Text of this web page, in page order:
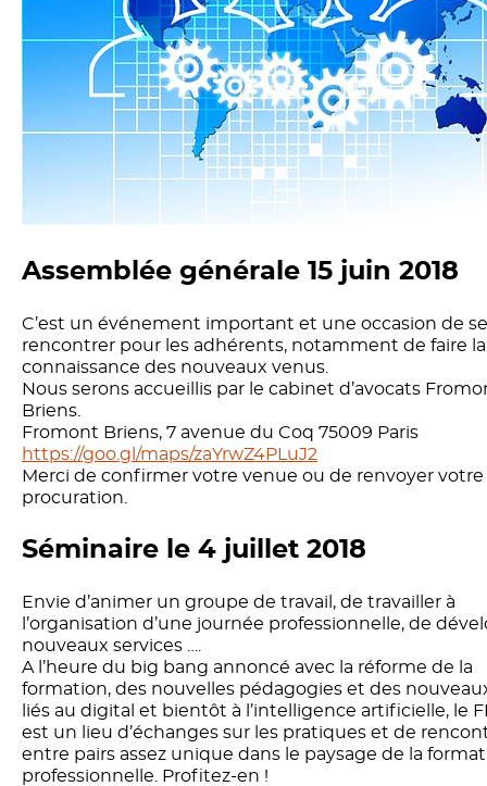
Assemblée générale 15 juin 2018
C’est un événement important et une occasion de se
rencontrer pour les adhérents, notamment de faire la
connaissance des nouveaux venus.
Nous serons accueillis par le cabinet d’avocats
Briens.
Fromont Briens, 7 avenue du Coq 75009 Paris
https://goo.gl/maps/zaYrwZ4PLuJ2
Merci de confirmer votre venue ou de renvoyer votre
procuration.
Séminaire le 4 juillet 2018
Envie d’animer un groupe de travail, de travailler à
l’organisation d’une journée professionnelle, de
nouveaux services ….
A l’heure du big bang annoncé avec la réforme de la
formation, des nouvelles pédagogies et des
liés au digital et bientôt à l’intelligence artificielle, le
est un lieu d’échanges sur les pratiques et de
entre pairs assez unique dans le paysage de la
professionnelle. Profitez-en !